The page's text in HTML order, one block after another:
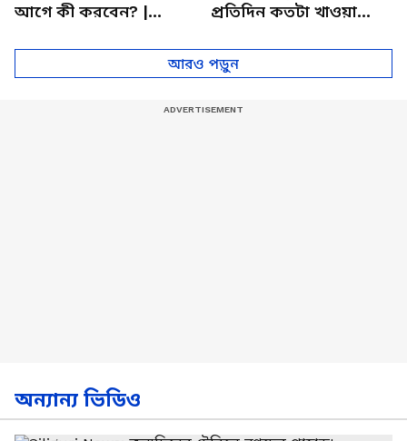
আগে কী করবেন? |
প্রতিদিন কতটা খাওয়া
Health Tips
আরও পড়ুন
অন্যান্য ভিডিও